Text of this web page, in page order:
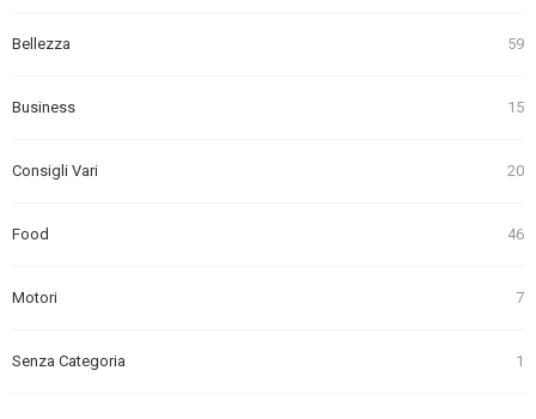
Bellezza 59
Business 15
Consigli Vari 20
Food 46
Motori 7
Senza Categoria 1